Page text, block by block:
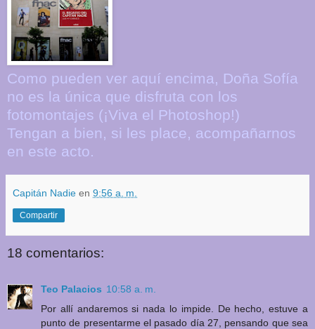
Como pueden ver aquí encima, Doña Sofía
no es la única que disfruta con los
fotomontajes (¡Viva el Photoshop!)
Tengan a bien, si les place, acompañarnos
en este acto.
Capitán Nadie en 9:56 a. m.
Compartir
18 comentarios:
Teo Palacios 10:58 a. m.
Por allí andaremos si nada lo impide. De hecho, estuve a
punto de presentarme el pasado día 27, pensando que sea